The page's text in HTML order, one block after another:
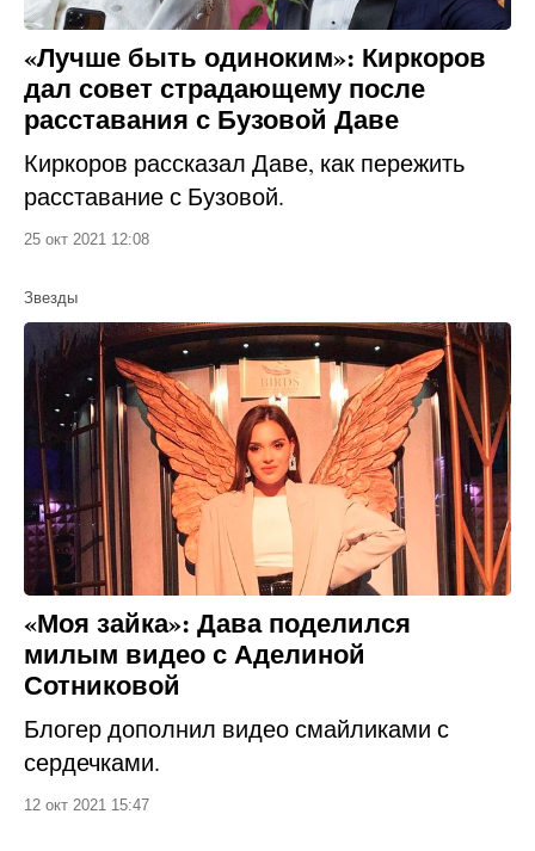
«Лучше быть одиноким»: Киркоров
дал совет страдающему после
расставания с Бузовой Даве
Киркоров рассказал Даве, как пережить
расставание с Бузовой.
25 окт 2021 12:08
Звезды
«Моя зайка»: Дава поделился
милым видео с Аделиной
Сотниковой
Блогер дополнил видео смайликами с
сердечками.
12 окт 2021 15:47